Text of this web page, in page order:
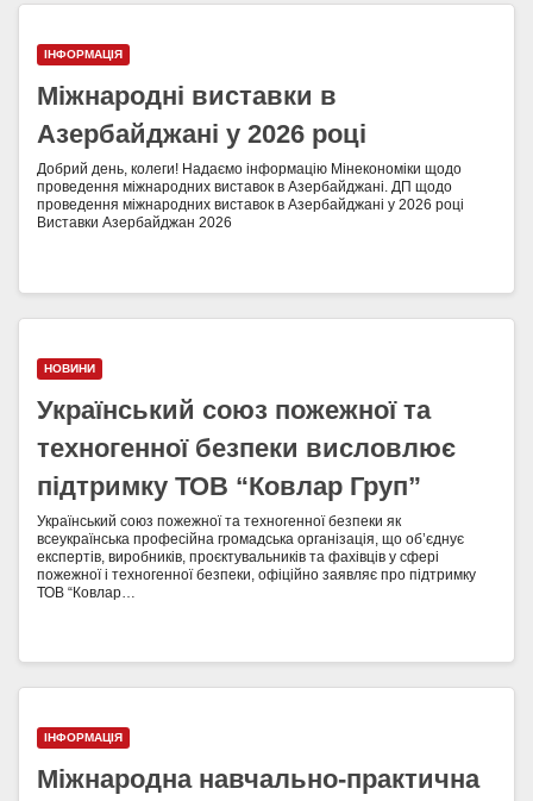
ІНФОРМАЦІЯ
Міжнародні виставки в
Азербайджані у 2026 році
Добрий день, колеги! Надаємо інформацію Мінекономіки щодо
проведення міжнародних виставок в Азербайджані. ДП щодо
проведення міжнародних виставок в Азербайджані у 2026 році
Виставки Азербайджан 2026
НОВИНИ
Український союз пожежної та
техногенної безпеки висловлює
підтримку ТОВ “Ковлар Груп”
Український союз пожежної та техногенної безпеки як
всеукраїнська професійна громадська організація, що об’єднує
експертів, виробників, проєктувальників та фахівців у сфері
пожежної і техногенної безпеки, офіційно заявляє про підтримку
ТОВ “Ковлар…
ІНФОРМАЦІЯ
Міжнародна навчально-практична